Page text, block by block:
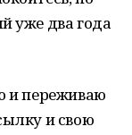
уже два года
и переживаю
и свою